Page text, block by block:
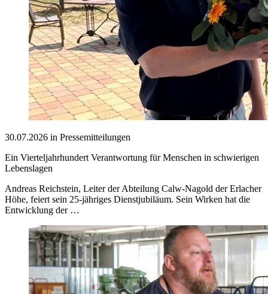
30.07.2026 in Pressemitteilungen
Ein Vierteljahrhundert Verantwortung für Menschen in schwierigen
Lebenslagen
Andreas Reichstein, Leiter der Abteilung Calw-Nagold der Erlacher
Höhe, feiert sein 25-jähriges Dienstjubiläum. Sein Wirken hat die
Entwicklung der …